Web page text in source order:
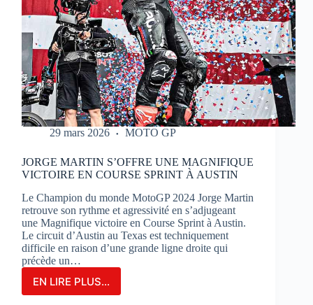
29 mars 2026 MOTO GP
JORGE MARTIN S’OFFRE UNE MAGNIFIQUE
VICTOIRE EN COURSE SPRINT À AUSTIN
Le Champion du monde MotoGP 2024 Jorge Martin
retrouve son rythme et agressivité en s’adjugeant
une Magnifique victoire en Course Sprint à Austin.
Le circuit d’Austin au Texas est techniquement
difficile en raison d’une grande ligne droite qui
précède un…
EN LIRE PLUS...
JORGE